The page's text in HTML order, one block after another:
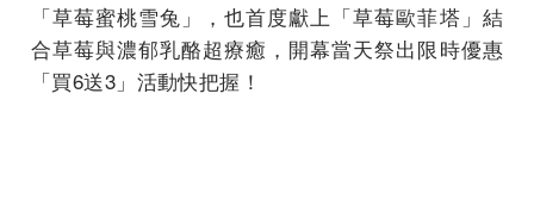
「草莓蜜桃雪兔」，也首度獻上「草莓歐菲塔」結
合草莓與濃郁乳酪超療癒，開幕當天祭出限時優惠
「買6送3」活動快把握！